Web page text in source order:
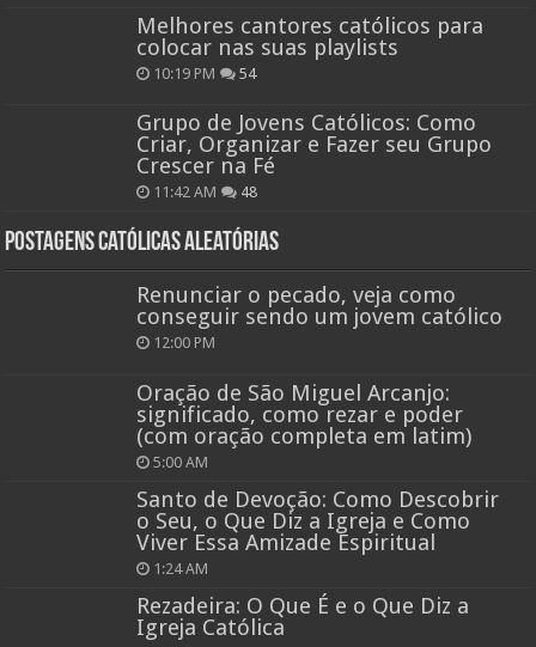
Melhores cantores católicos para
colocar nas suas playlists
10:19 PM 54
Grupo de Jovens Católicos: Como
Criar, Organizar e Fazer seu Grupo
Crescer na Fé
11:42 AM 48
Postagens católicas aleatórias
Renunciar o pecado, veja como
conseguir sendo um jovem católico
12:00 PM
Oração de São Miguel Arcanjo:
significado, como rezar e poder
(com oração completa em latim)
5:00 AM
Santo de Devoção: Como Descobrir
o Seu, o Que Diz a Igreja e Como
Viver Essa Amizade Espiritual
1:24 AM
Rezadeira: O Que É e o Que Diz a
Igreja Católica